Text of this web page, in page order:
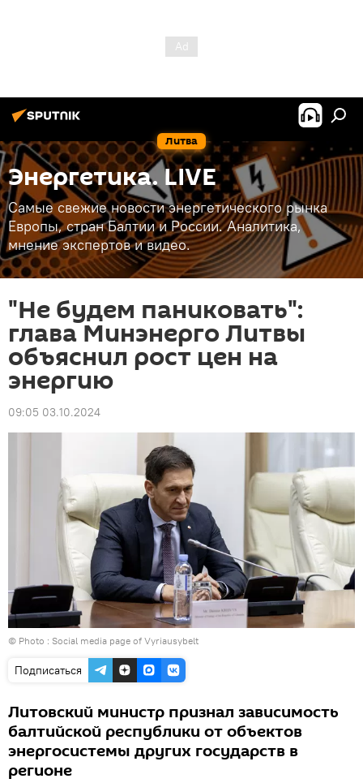
Литва
Энергетика. LIVE
Самые свежие новости энергетического рынка
Европы, стран Балтии и России. Аналитика,
мнение экспертов и видео.
"Не будем паниковать":
глава Минэнерго Литвы
объяснил рост цен на
энергию
09:05 03.10.2024
© Photo : Social media page of Vyriausybelt
Подписаться
Литовский министр признал зависимость
балтийской республики от объектов
энергосистемы других государств в
регионе